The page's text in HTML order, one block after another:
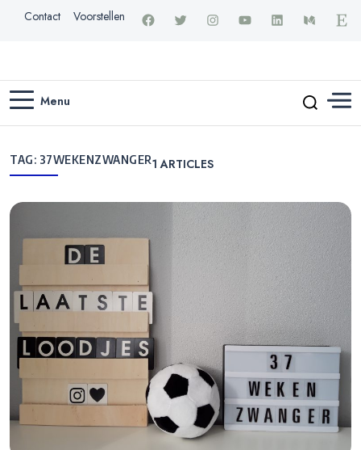
Contact Voorstellen
Menu
TAG: 37WEKENZWANGER1 ARTICLES